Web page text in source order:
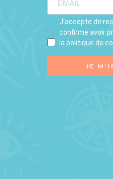
J'accepte de
confirme avoir
la politique de
JE